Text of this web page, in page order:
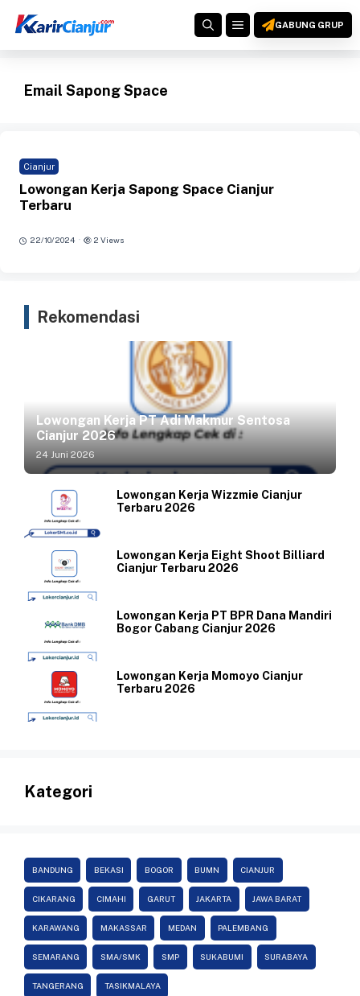
MENUGABUNG GRUP
Email Sapong Space
Cianjur
Lowongan Kerja Sapong Space Cianjur
Terbaru
22/10/2024 · 2 Views
Rekomendasi
Lowongan Kerja PT Adi Makmur Sentosa
Cianjur 2026
24 Juni 2026
Lowongan Kerja Wizzmie Cianjur
Terbaru 2026
Lowongan Kerja Eight Shoot Billiard
Cianjur Terbaru 2026
Lowongan Kerja PT BPR Dana Mandiri
Bogor Cabang Cianjur 2026
Lowongan Kerja Momoyo Cianjur
Terbaru 2026
Kategori
BANDUNG BEKASI BOGOR BUMN CIANJUR
CIKARANG CIMAHI GARUT JAKARTA JAWA BARAT
KARAWANG MAKASSAR MEDAN PALEMBANG
SEMARANG SMA/SMK SMP SUKABUMI SURABAYA
TANGERANG TASIKMALAYA